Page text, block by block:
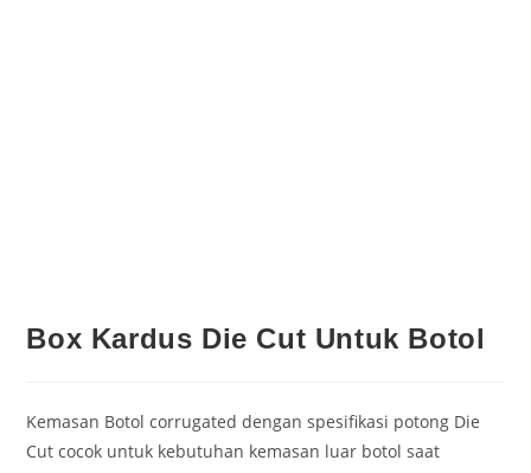
Box Kardus Die Cut Untuk Botol
Kemasan Botol corrugated dengan spesifikasi potong Die
Cut cocok untuk kebutuhan kemasan luar botol saat